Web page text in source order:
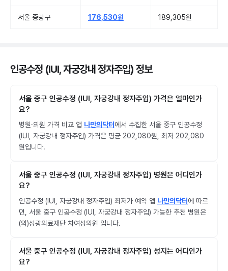
서울 중랑구 176,530원 189,305원
인공수정 (IUI, 자궁강내 정자주입) 정보
서울 중구 인공수정 (IUI, 자궁강내 정자주입) 가격은 얼마인가
요?
병원·의원 가격 비교 앱 나만의닥터에서 수집한 서울 중구 인공수정
(IUI, 자궁강내 정자주입) 가격은 평균 202,080원, 최저 202,080
원입니다.
서울 중구 인공수정 (IUI, 자궁강내 정자주입) 병원은 어디인가
요?
인공수정 (IUI, 자궁강내 정자주입) 최저가 예약 앱 나만의닥터에 따르
면, 서울 중구 인공수정 (IUI, 자궁강내 정자주입) 가능한 추천 병원은
(의)성광의료재단 차여성의원 입니다.
서울 중구 인공수정 (IUI, 자궁강내 정자주입) 성지는 어디인가
요?